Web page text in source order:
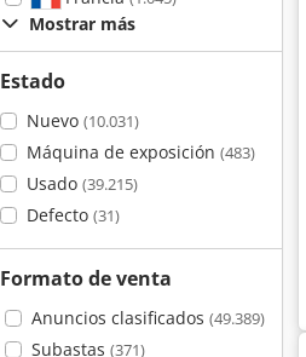
Mostrar más
Estado
Nuevo (10.031)
Máquina de exposición (483)
Usado (39.215)
Defecto (31)
Formato de venta
Anuncios clasificados (49.389)
Subastas (371)